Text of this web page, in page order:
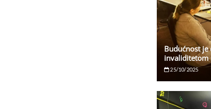
Budućnost je
invaliditetom
25/10/2025